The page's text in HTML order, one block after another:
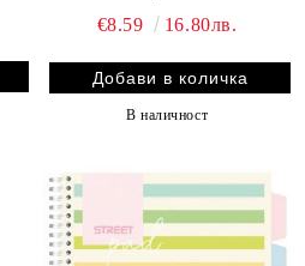
€8.59
16.80лв.
В наличност